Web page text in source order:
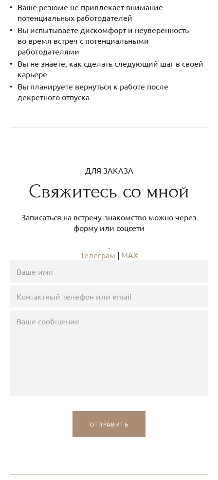
Ваше резюме не привлекает внимание
потенциальных работодателей
Вы испытываете дискомфорт и неуверенность
во время встреч с потенциальными
работодателями
Вы не знаете, как сделать следующий шаг в своей
карьере
Вы планируете вернуться к работе после
декретного отпуска
ДЛЯ ЗАКАЗА
Свяжитесь со мной
Записаться на встречу-знакомство можно через
форму или соцсети
Телеграм | МАХ
ОТПРАВИТЬ